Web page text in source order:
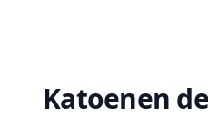
Katoenen